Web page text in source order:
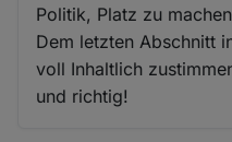
Politik, Platz zu
Dem letzten Abschnitt
voll Inhaltlich
und richtig!